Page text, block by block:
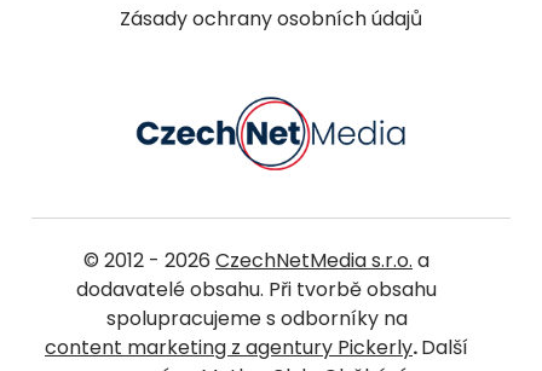
Zásady ochrany osobních údajů
© 2012 - 2026 CzechNetMedia s.r.o. a
dodavatelé obsahu. Při tvorbě obsahu
spolupracujeme s odborníky na
content marketing z agentury Pickerly.Další